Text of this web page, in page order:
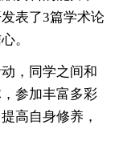
表了3篇学术论
。
，同学之间和
参加丰富多彩
高自身修养，